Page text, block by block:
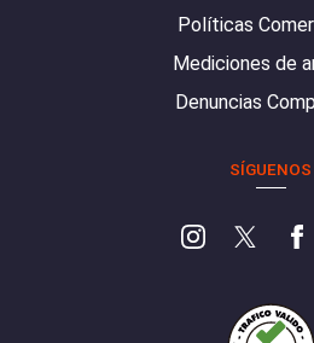
Políticas
Mediciones de
Denuncias
SÍGUENOS